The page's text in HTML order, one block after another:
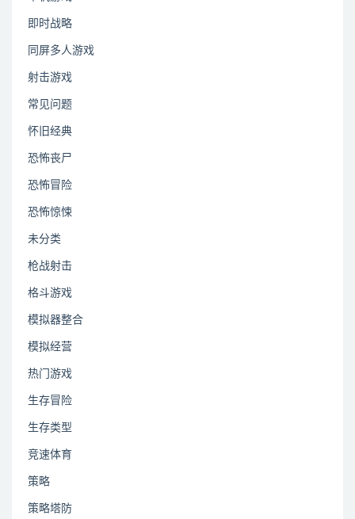
即时战略
同屏多人游戏
射击游戏
常见问题
怀旧经典
恐怖丧尸
恐怖冒险
恐怖惊悚
未分类
枪战射击
格斗游戏
模拟器整合
模拟经营
热门游戏
生存冒险
生存类型
竞速体育
策略
策略塔防